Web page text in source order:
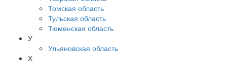
Томская область
Тульская область
Тюменская область
У
Ульяновская область
Х